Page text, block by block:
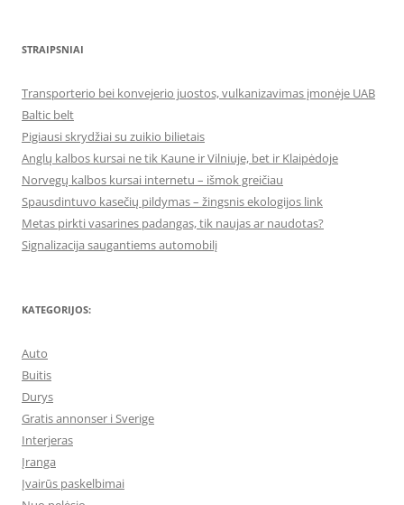
STRAIPSNIAI
Transporterio bei konvejerio juostos, vulkanizavimas įmonėje UAB
Baltic belt
Pigiausi skrydžiai su zuikio bilietais
Anglų kalbos kursai ne tik Kaune ir Vilniuje, bet ir Klaipėdoje
Norvegų kalbos kursai internetu – išmok greičiau
Spausdintuvo kasečių pildymas – žingsnis ekologijos link
Metas pirkti vasarines padangas, tik naujas ar naudotas?
Signalizacija saugantiems automobilį
KATEGORIJOS:
Auto
Buitis
Durys
Gratis annonser i Sverige
Interjeras
Įranga
Įvairūs paskelbimai